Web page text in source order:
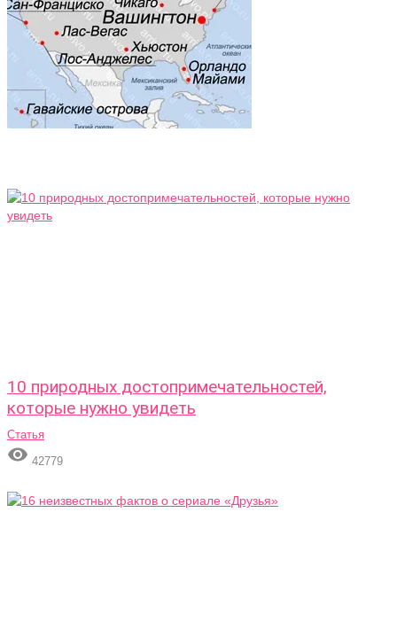
10 природных достопримечательностей,
которые нужно увидеть
Статья
 42779